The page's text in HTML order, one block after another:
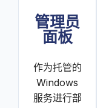
管理员
面板
作为托管的
Windows
服务进行部